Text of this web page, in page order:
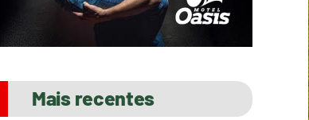
Mais recentes